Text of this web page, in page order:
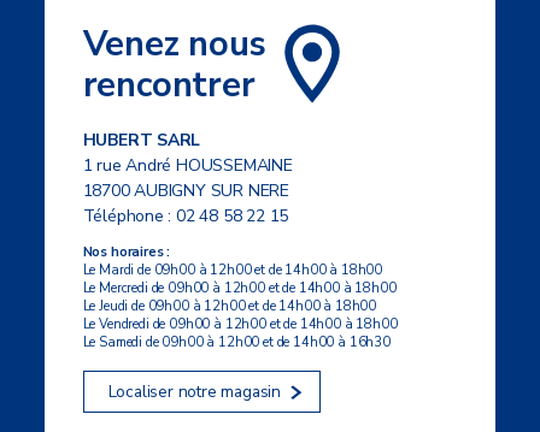
Venez nous
rencontrer
HUBERT SARL
1 rue André HOUSSEMAINE
18700 AUBIGNY SUR NERE
Téléphone :02 48 58 22 15
Nos horaires :
Le Mardi de 09h00 à 12h00 et de 14h00 à 18h00
Le Mercredi de 09h00 à 12h00 et de 14h00 à 18h00
Le Jeudi de 09h00 à 12h00 et de 14h00 à 18h00
Le Vendredi de 09h00 à 12h00 et de 14h00 à 18h00
Le Samedi de 09h00 à 12h00 et de 14h00 à 16h30
Localiser notre magasin